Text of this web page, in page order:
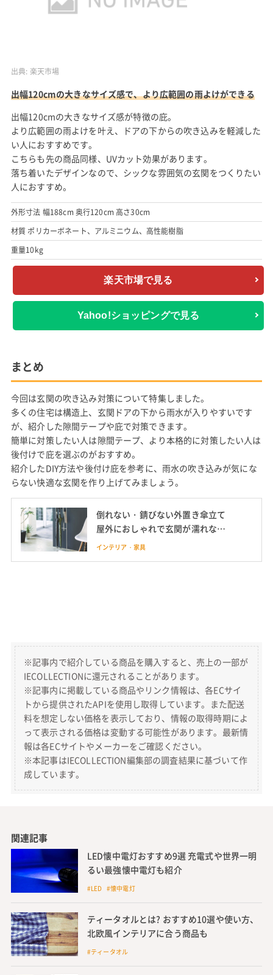
出典: 楽天市場
出幅120cmの大きなサイズ感で、より広範囲の雨よけができる
出幅120cmの大きなサイズ感が特徴の庇。
より広範囲の雨よけを叶え、ドアの下からの吹き込みを軽減した
い人におすすめです。
こちらも先の商品同様、UVカット効果があります。
落ち着いたデザインなので、シックな雰囲気の玄関をつくりたい
人におすすめ。
外形寸法 幅188cm 奥行120cm 高さ30cm
材質 ポリカーボネート、アルミニウム、高性能樹脂
重量10kg
楽天市場で見る
Yahoo!ショッピングで見る
まとめ
今回は玄関の吹き込み対策について特集しました。
多くの住宅は構造上、玄関ドアの下から雨水が入りやすいです
が、紹介した隙間テープや庇で対策できます。
簡単に対策したい人は隙間テープ、より本格的に対策したい人は
後付けで庇を選ぶのがおすすめ。
紹介したDIY方法や後付け庇を参考に、雨水の吹き込みが気にな
らない快適な玄関を作り上げてみましょう。
倒れない・錆びない外置き傘立て
屋外におしゃれで玄関が濡れない
おすすめ9選
インテリア・家具
※記事内で紹介している商品を購入すると、売上の一部が
IECOLLECTIONに還元されることがあります。
※記事内に掲載している商品やリンク情報は、各ECサイ
トから提供されたAPIを使用し取得しています。また配送
料を想定しない価格を表示しており、情報の取得時期によ
って表示される価格は変動する可能性があります。最新情
報は各ECサイトやメーカーをご確認ください。
※本記事はIECOLLECTION編集部の調査結果に基づいて作
成しています。
関連記事
LED懐中電灯おすすめ9選 充電式や世界一明
るい最強懐中電灯も紹介
#LED #懐中電灯
ティータオルとは? おすすめ10選や使い方、
北欧風インテリアに合う商品も
#ティータオル